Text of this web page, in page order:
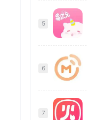
5
6
7